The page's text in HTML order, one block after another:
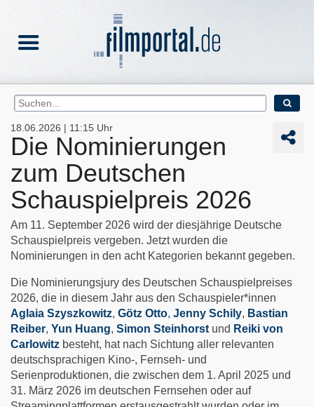
18.06.2026 | 11:15 Uhr
Die Nominierungen
zum Deutschen
Schauspielpreis 2026
Am 11. September 2026 wird der diesjährige Deutsche
Schauspielpreis vergeben. Jetzt wurden die
Nominierungen in den acht Kategorien bekannt gegeben.
Die Nominierungsjury des Deutschen Schauspielpreises
2026, die in diesem Jahr aus den Schauspieler*innen
Aglaia Szyszkowitz, Götz Otto, Jenny Schily, Bastian
Reiber, Yun Huang, Simon Steinhorst und Reiki von
Carlowitz besteht, hat nach Sichtung aller relevanten
deutschsprachigen Kino-, Fernseh- und
Serienproduktionen, die zwischen dem 1. April 2025 und
31. März 2026 im deutschen Fernsehen oder auf